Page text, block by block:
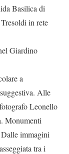
Basilica di
in rete
Giardino
a
Alle
Leonello
Monumenti
immagini
tra i